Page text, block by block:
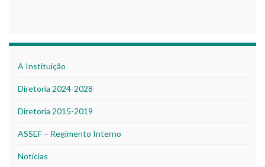
A Instituição
Diretoria 2024-2028
Diretoria 2015-2019
ASSEF – Regimento Interno
Notícias